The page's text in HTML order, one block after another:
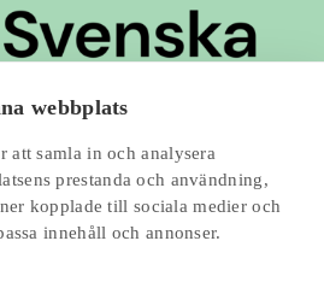
webbplats
att samla in och analysera
prestanda och användning,
kopplade till sociala medier och
innehåll och annonser.